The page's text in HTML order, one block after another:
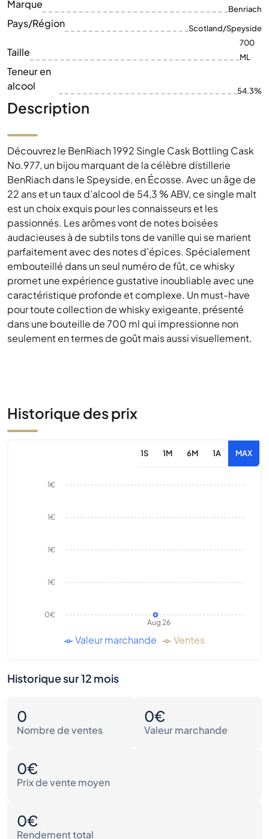
Marque Benriach
Pays/Région Scotland/Speyside
Taille
700
ML
Teneur en
alcool
54.3%
Description
Découvrez le BenRiach 1992 Single Cask Bottling Cask
No.977, un bijou marquant de la célèbre distillerie
BenRiach dans le Speyside, en Écosse. Avec un âge de
22 ans et un taux d’alcool de 54,3 % ABV, ce single malt
est un choix exquis pour les connaisseurs et les
passionnés. Les arômes vont de notes boisées
audacieuses à de subtils tons de vanille qui se marient
parfaitement avec des notes d’épices. Spécialement
embouteillé dans un seul numéro de fût, ce whisky
promet une expérience gustative inoubliable avec une
caractéristique profonde et complexe. Un must-have
pour toute collection de whisky exigeante, présenté
dans une bouteille de 700 ml qui impressionne non
seulement en termes de goût mais aussi visuellement.
Historique des prix
1S 1M 6M 1A MAX
Aug 26
0€
1€
1€
1€
1€
Valeur marchande Ventes
Historique sur 12 mois
0
Nombre de ventes
0€
Valeur marchande
0€
Prix de vente moyen
0€
Rendement total